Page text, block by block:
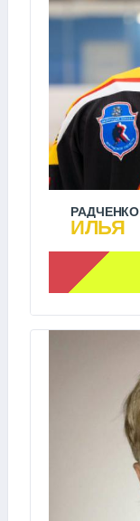
РАДЧЕНКО
ИЛЬЯ